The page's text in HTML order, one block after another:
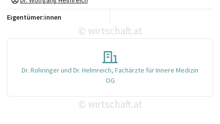
Eigentümer:innen
© wirtschaft.at
Dr. Rohringer und Dr. Helmreich, Fachärzte für Innere Medizin
OG
© wirtschaft.at